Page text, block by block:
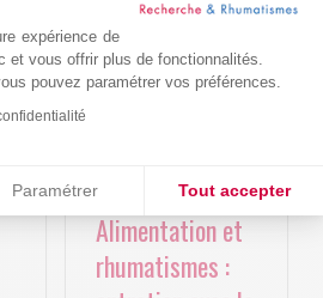
expérience de
et vous offrir plus de fonctionnalités.
pouvez paramétrer vos préférences.
Paramétrer Tout accepter
Consentement : Personnalisez vos
d'adapter et de gérer vos
Alimentation et
rhumatismes :